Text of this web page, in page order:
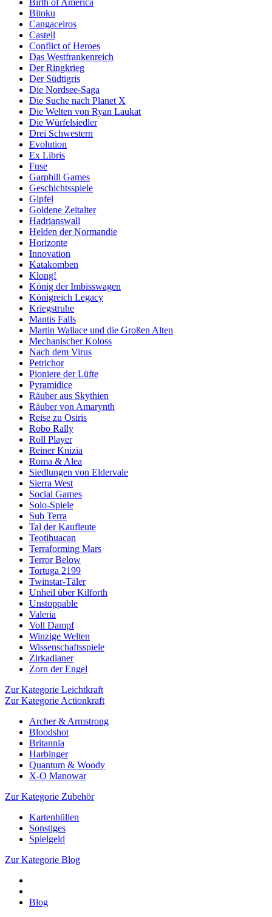
Birth of America
Bitoku
Cangaceiros
Castell
Conflict of Heroes
Das Westfrankenreich
Der Ringkrieg
Der Südtigris
Die Nordsee-Saga
Die Suche nach Planet X
Die Welten von Ryan Laukat
Die Würfelsiedler
Drei Schwestern
Evolution
Ex Libris
Fuse
Garphill Games
Geschichtsspiele
Gipfel
Goldene Zeitalter
Hadrianswall
Helden der Normandie
Horizonte
Innovation
Katakomben
Klong!
König der Imbisswagen
Königreich Legacy
Kriegstruhe
Mantis Falls
Martin Wallace und die Großen Alten
Mechanischer Koloss
Nach dem Virus
Petrichor
Pioniere der Lüfte
Pyramidice
Räuber aus Skythien
Räuber von Amarynth
Reise zu Osiris
Robo Rally
Roll Player
Reiner Knizia
Roma & Alea
Siedlungen von Eldervale
Sierra West
Social Games
Solo-Spiele
Sub Terra
Tal der Kaufleute
Teotihuacan
Terraforming Mars
Terror Below
Tortuga 2199
Twinstar-Täler
Unheil über Kilforth
Unstoppable
Valeria
Voll Dampf
Winzige Welten
Wissenschaftsspiele
Zirkadianer
Zorn der Engel
Zur Kategorie Leichtkraft
Zur Kategorie Actionkraft
Archer & Armstrong
Bloodshot
Britannia
Harbinger
Quantum & Woody
X-O Manowar
Zur Kategorie Zubehör
Kartenhüllen
Sonstiges
Spielgeld
Zur Kategorie Blog
Blog